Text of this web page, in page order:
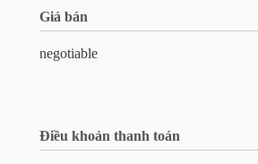
Giá bán
negotiable
Điều khoản thanh toán